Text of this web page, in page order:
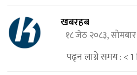
खबरहब
१८ जेठ २०८३, सोमबार
पढ्न लाग्ने समय :< 1